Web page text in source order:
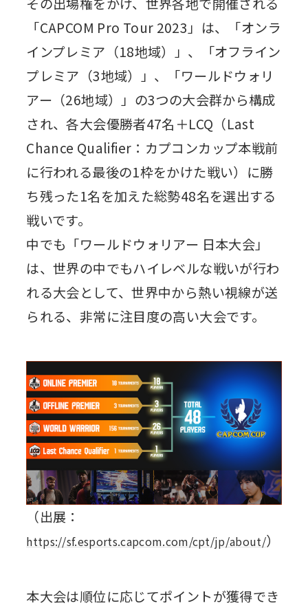
「CAPCOM Pro Tour 2023」は、「オンラ
インプレミア（18地域）」、「オフライン
プレミア（3地域）」、「ワールドウォリ
アー（26地域）」の3つの大会群から構成
され、各大会優勝者47名＋LCQ（Last
Chance Qualifier：カプコンカップ本戦前
に行われる最後の1枠をかけた戦い）に勝
ち残った1名を加えた総勢48名を選出する
戦いです。
中でも「ワールドウォリアー 日本大会」
は、世界の中でもハイレベルな戦いが行わ
れる大会として、世界中から熱い視線が送
られる、非常に注目度の高い大会です。
（出展：
https://sf.esports.capcom.com/cpt/jp/about/）
本⼤会は順位に応じてポイントが獲得でき